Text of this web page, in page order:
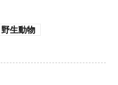
野生動物